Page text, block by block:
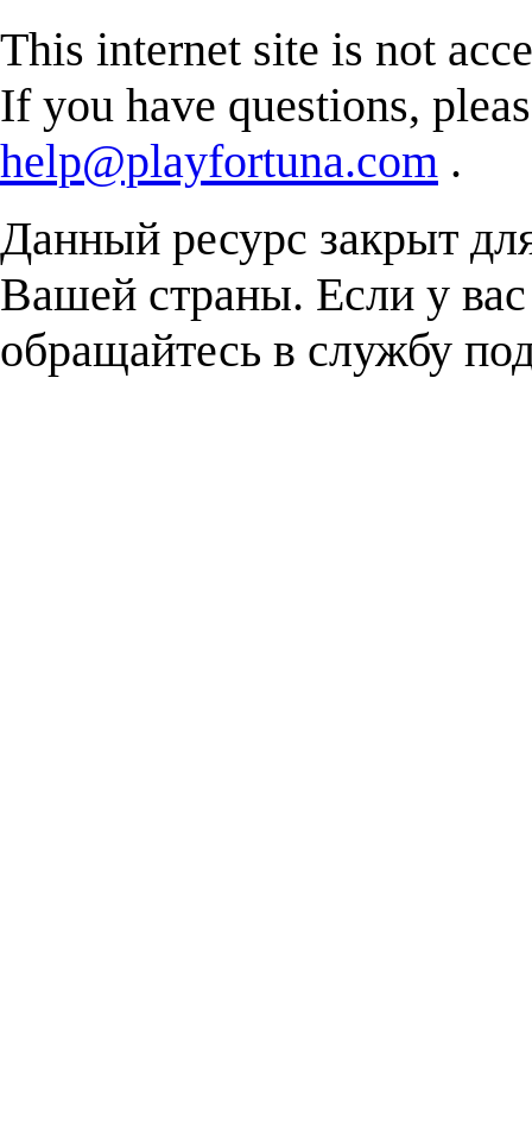
This internet site is not
If you have questions,
help@playfortuna.com .
Данный ресурс закрыт
Вашей страны. Если у
обращайтесь в службу